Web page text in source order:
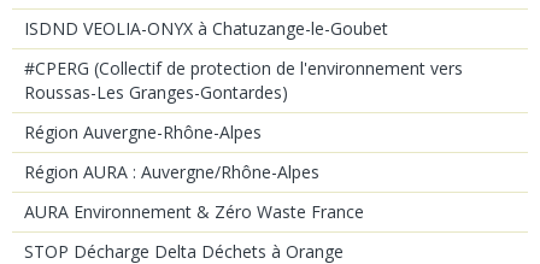
ISDND VEOLIA-ONYX à Chatuzange-le-Goubet
#CPERG (Collectif de protection de l'environnement vers
Roussas-Les Granges-Gontardes)
Région Auvergne-Rhône-Alpes
Région AURA : Auvergne/Rhône-Alpes
AURA Environnement & Zéro Waste France
STOP Décharge Delta Déchets à Orange